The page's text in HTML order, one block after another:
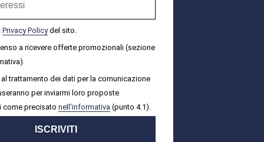
Privacy Policydel sito.
a ricevere offerte promozionali (sezione
trattamento dei dati per la comunicazione
per inviarmi loro proposte
come precisato nell'informativa (punto 4.1).
ISCRIVITI